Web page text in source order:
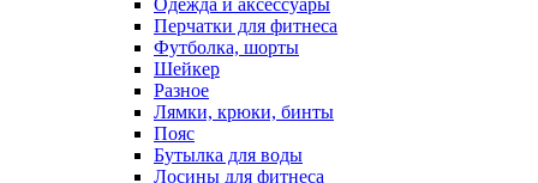
Одежда и аксессуары
Перчатки для фитнеса
Футболка, шорты
Шейкер
Разное
Лямки, крюки, бинты
Пояс
Бутылка для воды
Лосины для фитнеса